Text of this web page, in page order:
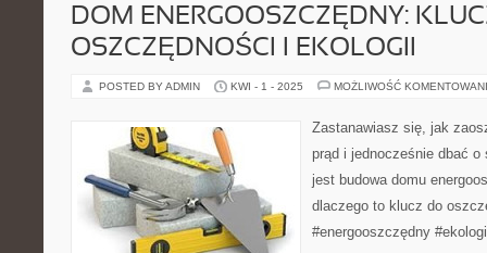
DOM ENERGOOSZCZĘDNY:
OSZCZĘDNOŚCI I EKOLOGII
POSTED BY ADMIN KWI - 1 - 2025 MOŻLIWOŚĆ
Zastanawiasz się, jak
prąd i jednocześnie dbać o
jest budowa domu
dlaczego to klucz do
#energooszczędny